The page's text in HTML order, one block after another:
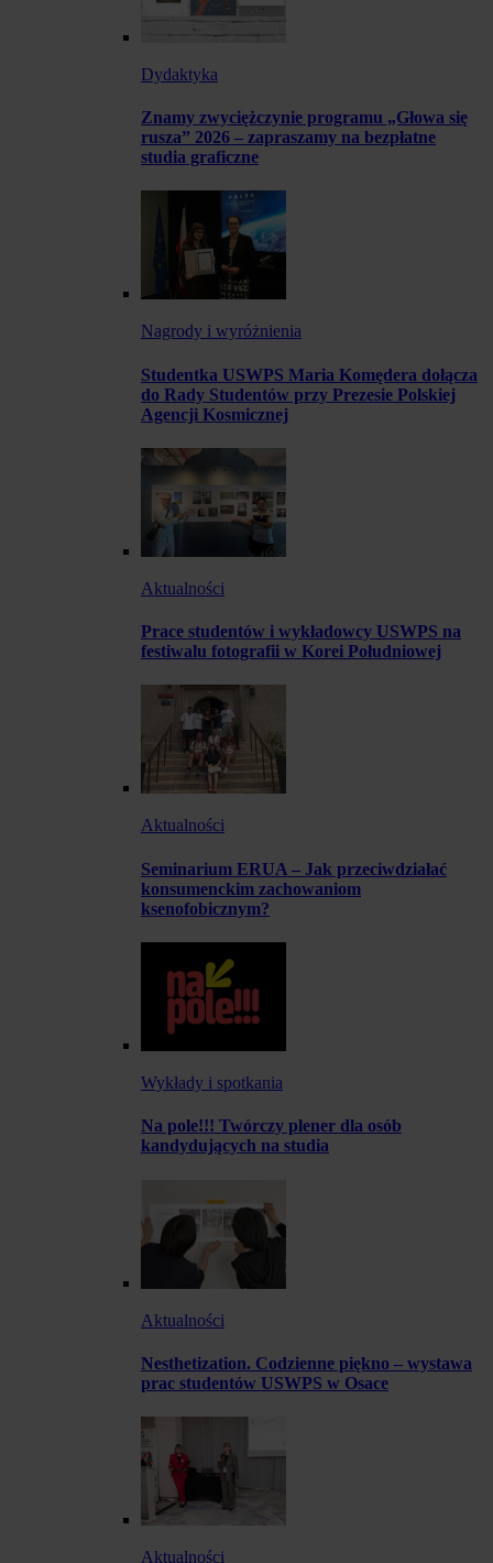
Dydaktyka
Znamy zwyciężczynie programu „Głowa się
rusza” 2026 – zapraszamy na bezpłatne
studia graficzne
Nagrody i wyróżnienia
Studentka USWPS Maria Komędera dołącza
do Rady Studentów przy Prezesie Polskiej
Agencji Kosmicznej
Aktualności
Prace studentów i wykładowcy USWPS na
festiwalu fotografii w Korei Południowej
Aktualności
Seminarium ERUA – Jak przeciwdziałać
konsumenckim zachowaniom
ksenofobicznym?
Wykłady i spotkania
Na pole!!! Twórczy plener dla osób
kandydujących na studia
Aktualności
Nesthetization. Codzienne piękno – wystawa
prac studentów USWPS w Osace
Aktualności